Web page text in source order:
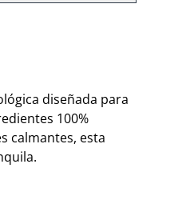
diseñada para
100%
calmantes, esta